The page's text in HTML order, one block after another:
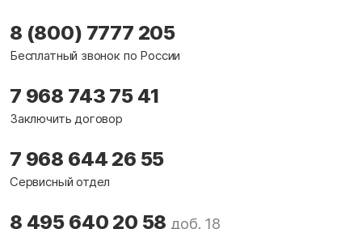
8 (800) 7777 205
Бесплатный звонок по России
7 968 743 75 41
Заключить договор
7 968 644 26 55
Сервисный отдел
8 495 640 20 58 доб. 18